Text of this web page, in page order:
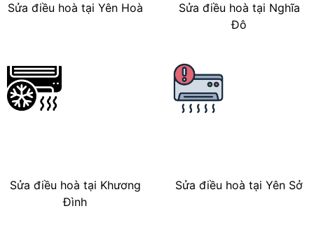
Sửa điều hoà tại Yên Hoà
Sửa điều hoà tại Nghĩa
Đô
Sửa điều hoà tại Khương
Đình
Sửa điều hoà tại Yên Sở